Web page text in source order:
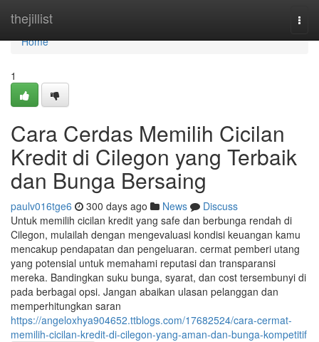
thejillist
Home
Home
1
Cara Cerdas Memilih Cicilan
Kredit di Cilegon yang Terbaik
dan Bunga Bersaing
paulv016tge6 300 days ago News
Discuss
Untuk memilih cicilan kredit yang safe dan berbunga rendah di
Cilegon, mulailah dengan mengevaluasi kondisi keuangan kamu
mencakup pendapatan dan pengeluaran. cermat pemberi utang
yang potensial untuk memahami reputasi dan transparansi
mereka. Bandingkan suku bunga, syarat, dan cost tersembunyi di
pada berbagai opsi. Jangan abaikan ulasan pelanggan dan
memperhitungkan saran
https://angeloxhya904652.ttblogs.com/17682524/cara-cermat-
memilih-cicilan-kredit-di-cilegon-yang-aman-dan-bunga-kompetitif